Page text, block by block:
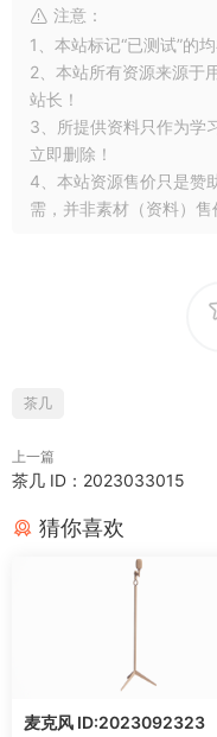
注意：
1、本站标记“已测试”的
2、本站所有资源来源于
站长！
3、所提供资料只作为学
立即删除！
4、本站资源售价只是赞
需，并非素材（资料）售
茶几
上一篇
茶几 ID：2023033015
猜你喜欢
麦克风 ID:2023092323